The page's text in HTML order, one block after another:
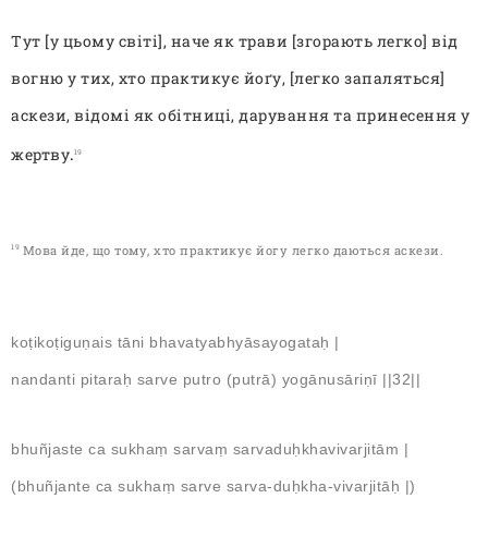
Тут [у цьому світі], наче як трави [згорають легко] від
вогню у тих, хто практикує йоґу, [легко запаляться]
аскези, відомі як обітниці, дарування та принесення у
жертву.19
19 Мова йде, що тому, хто практикує йогу легко даються аскези
koṭikoṭiguṇais tāni bhavatyabhyāsayogataḥ |
nandanti pitaraḥ sarve putro (putrā) yogānusāriṇī ||32||
bhuñjaste ca sukhaṃ sarvaṃ sarvaduḥkhavivarjitām |
(bhuñjante ca sukhaṃ sarve sarva-duḥkha-vivarjitāḥ |)